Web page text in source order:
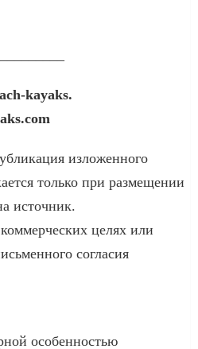
kayaks.
изложенного
только при размещении
источник.
целях или
согласия
особенностью